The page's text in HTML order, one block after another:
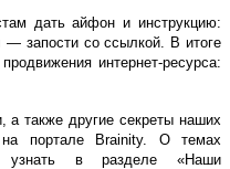
дать айфон и инструкцию:
запости со ссылкой. В итоге
интернет-ресурса:
а также другие секреты наших
портале Brainity. О темах
узнать в разделе «Наши